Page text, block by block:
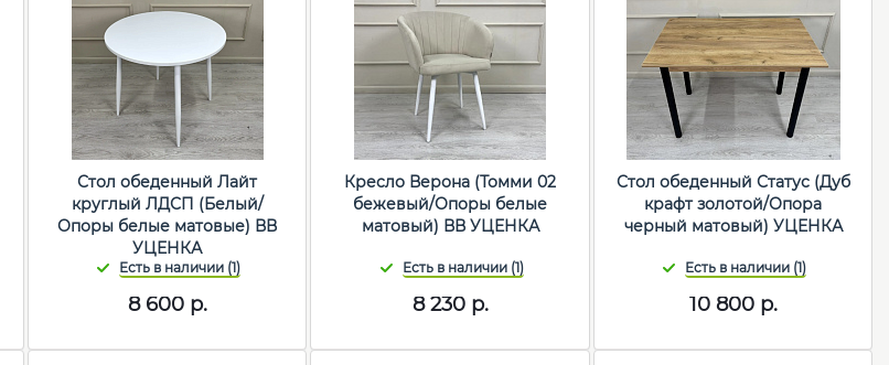
Стол обеденный Лайт
круглый ЛДСП (Белый/
Опоры белые матовые) ВВ
УЦЕНКА
8 600р.
Кресло Верона (Томми 02
бежевый/Опоры белые
матовый) ВВ УЦЕНКА
8 230р.
Стол обеденный Статус (Дуб
крафт золотой/Опора
черный матовый) УЦЕНКА
10 800р.